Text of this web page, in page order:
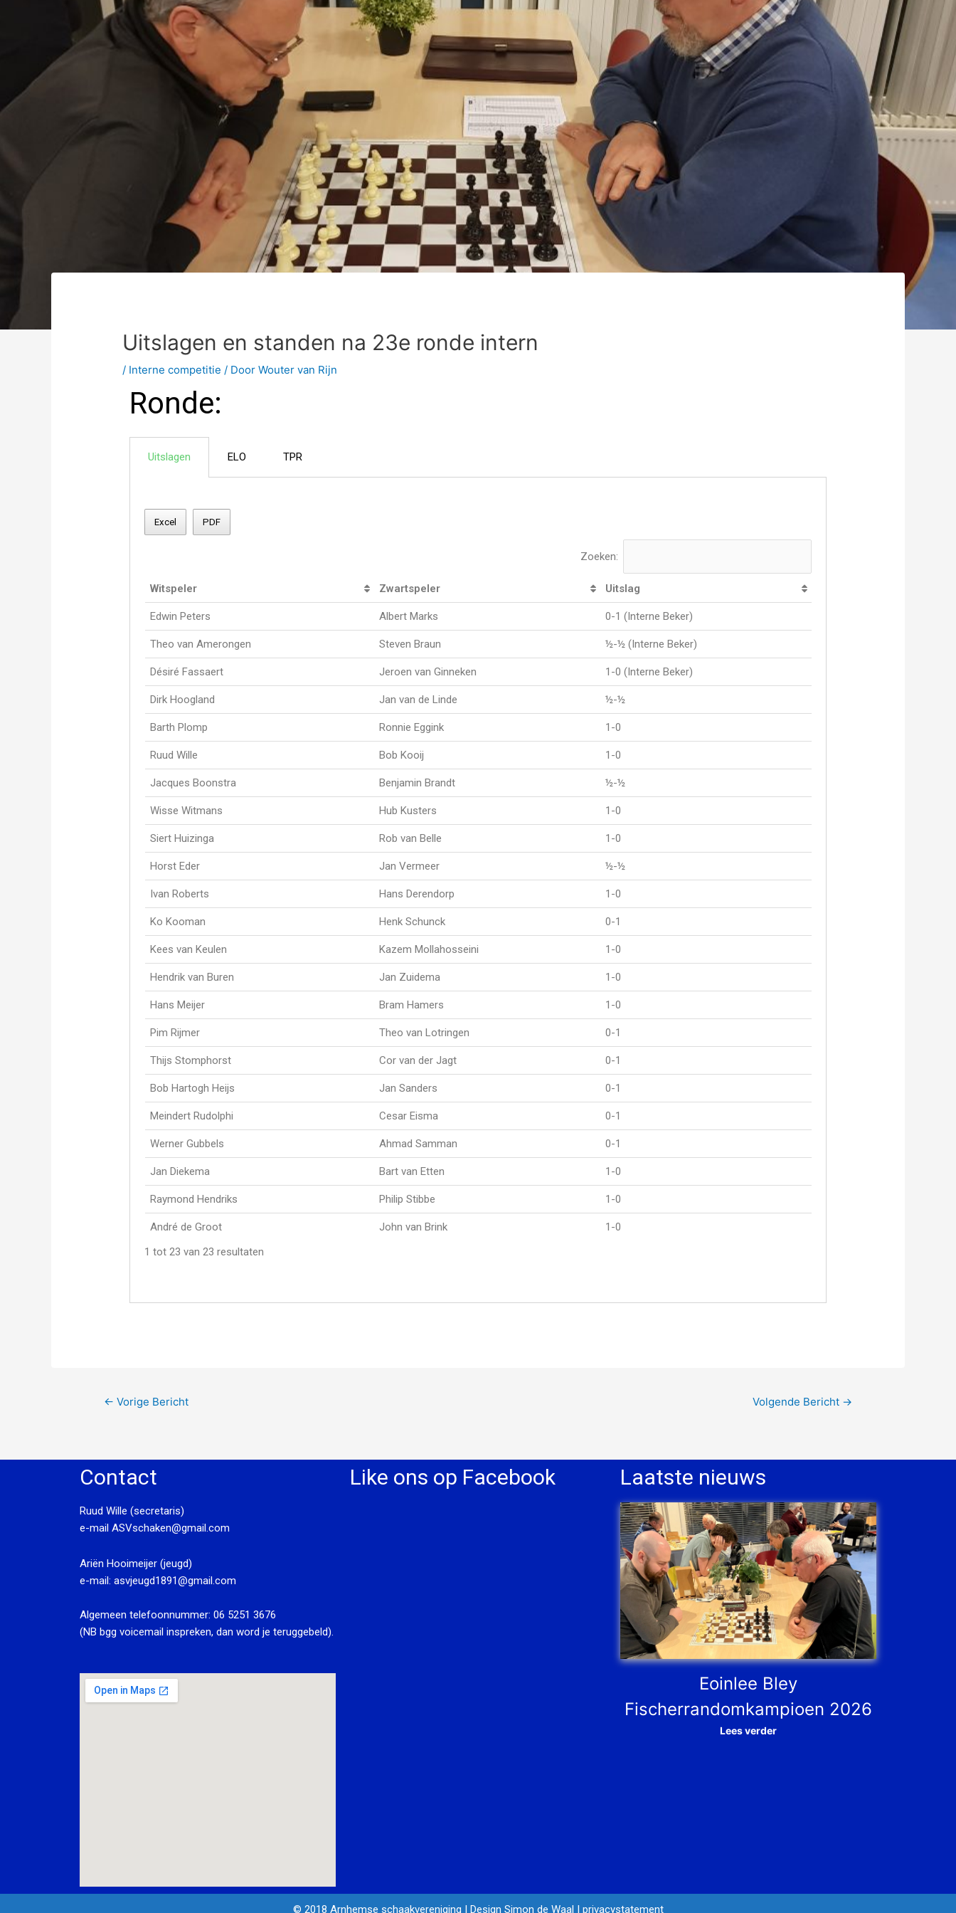
Uitslagen en standen na 23e ronde intern
/ Interne competitie / DoorWouter van Rijn
Ronde:
Uitslagen ELO TPR
Excel PDF
Zoeken:
Witspeler Zwartspeler Uitslag
Edwin Peters Albert Marks 0-1 (Interne Beker)
Theo van Amerongen Steven Braun ½-½ (Interne Beker)
Désiré Fassaert Jeroen van Ginneken 1-0 (Interne Beker)
Dirk Hoogland Jan van de Linde ½-½
Barth Plomp Ronnie Eggink 1-0
Ruud Wille Bob Kooij 1-0
Jacques Boonstra Benjamin Brandt ½-½
Wisse Witmans Hub Kusters 1-0
Siert Huizinga Rob van Belle 1-0
Horst Eder Jan Vermeer ½-½
Ivan Roberts Hans Derendorp 1-0
Ko Kooman Henk Schunck 0-1
Kees van Keulen Kazem Mollahosseini 1-0
Hendrik van Buren Jan Zuidema 1-0
Hans Meijer Bram Hamers 1-0
Pim Rijmer Theo van Lotringen 0-1
Thijs Stomphorst Cor van der Jagt 0-1
Bob Hartogh Heijs Jan Sanders 0-1
Meindert Rudolphi Cesar Eisma 0-1
Werner Gubbels Ahmad Samman 0-1
Jan Diekema Bart van Etten 1-0
Raymond Hendriks Philip Stibbe 1-0
André de Groot John van Brink
1-0
1 tot 23 van 23 resultaten
← Vorige Bericht Volgende Bericht →
Contact
Ruud Wille (secretaris)
e-mail ASVschaken@gmail.com
Ariën Hooimeijer (jeugd)
e-mail: asvjeugd1891@gmail.com
Algemeen telefoonnummer: 06 5251 3676
(NB bgg voicemail inspreken, dan word je teruggebeld).
Like ons op Facebook Laatste nieuws
Eoinlee Bley
Fischerrandomkampioen 2026
Lees verder
© 2018 Arnhemse schaakvereniging | Design Simon de Waal | privacystatement